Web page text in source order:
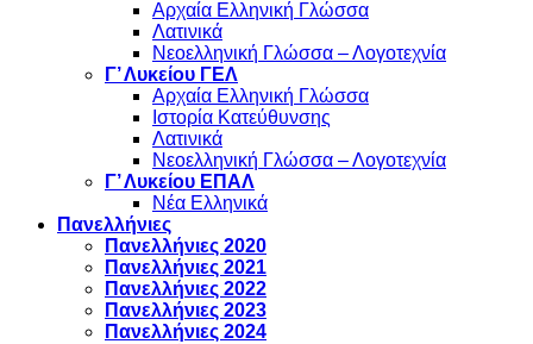
Αρχαία Ελληνική Γλώσσα
Λατινικά
Νεοελληνική Γλώσσα – Λογοτεχνία
Γ’ Λυκείου ΓΕΛ
Αρχαία Ελληνική Γλώσσα
Ιστορία Κατεύθυνσης
Λατινικά
Νεοελληνική Γλώσσα – Λογοτεχνία
Γ’ Λυκείου ΕΠΑΛ
Νέα Ελληνικά
Πανελλήνιες
Πανελλήνιες 2020
Πανελλήνιες 2021
Πανελλήνιες 2022
Πανελλήνιες 2023
Πανελλήνιες 2024